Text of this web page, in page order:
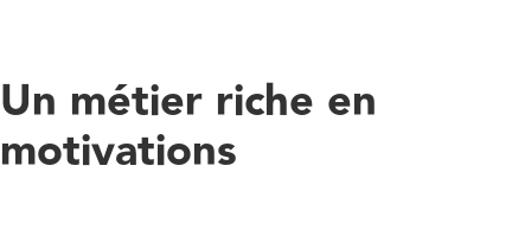
Un métier riche en
motivations